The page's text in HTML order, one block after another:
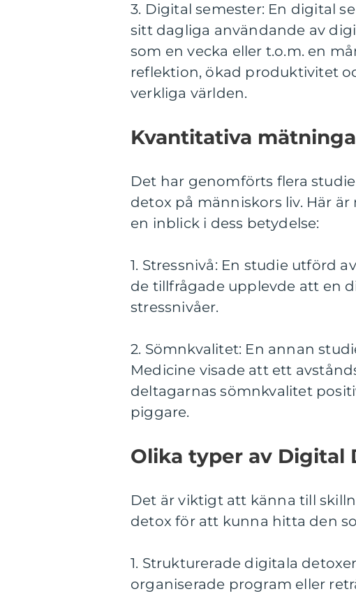
3. Digital semester: En digital
sitt dagliga användande av
som en vecka eller t.o.m. en
reflektion, ökad produktivitet
verkliga världen.
Kvantitativa
Det har genomförts flera
detox på människors liv. Här
en inblick i dess betydelse:
1. Stressnivå: En studie utförd
de tillfrågade upplevde att en
stressnivåer.
2. Sömnkvalitet: En annan
Medicine visade att ett
deltagarnas sömnkvalitet
piggare.
Olika typer av Digital
Det är viktigt att känna till
detox för att kunna hitta den
1. Strukturerade digitala
organiserade program eller